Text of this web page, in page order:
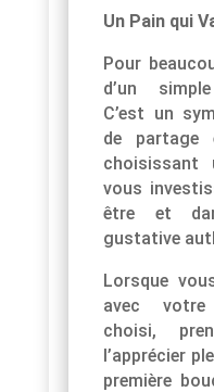
Un Pain qui
Pour
d’un
C’est un
de partage
choisissant
vous
être et
gustative
Lorsque
avec
choisi,
l’apprécier
première